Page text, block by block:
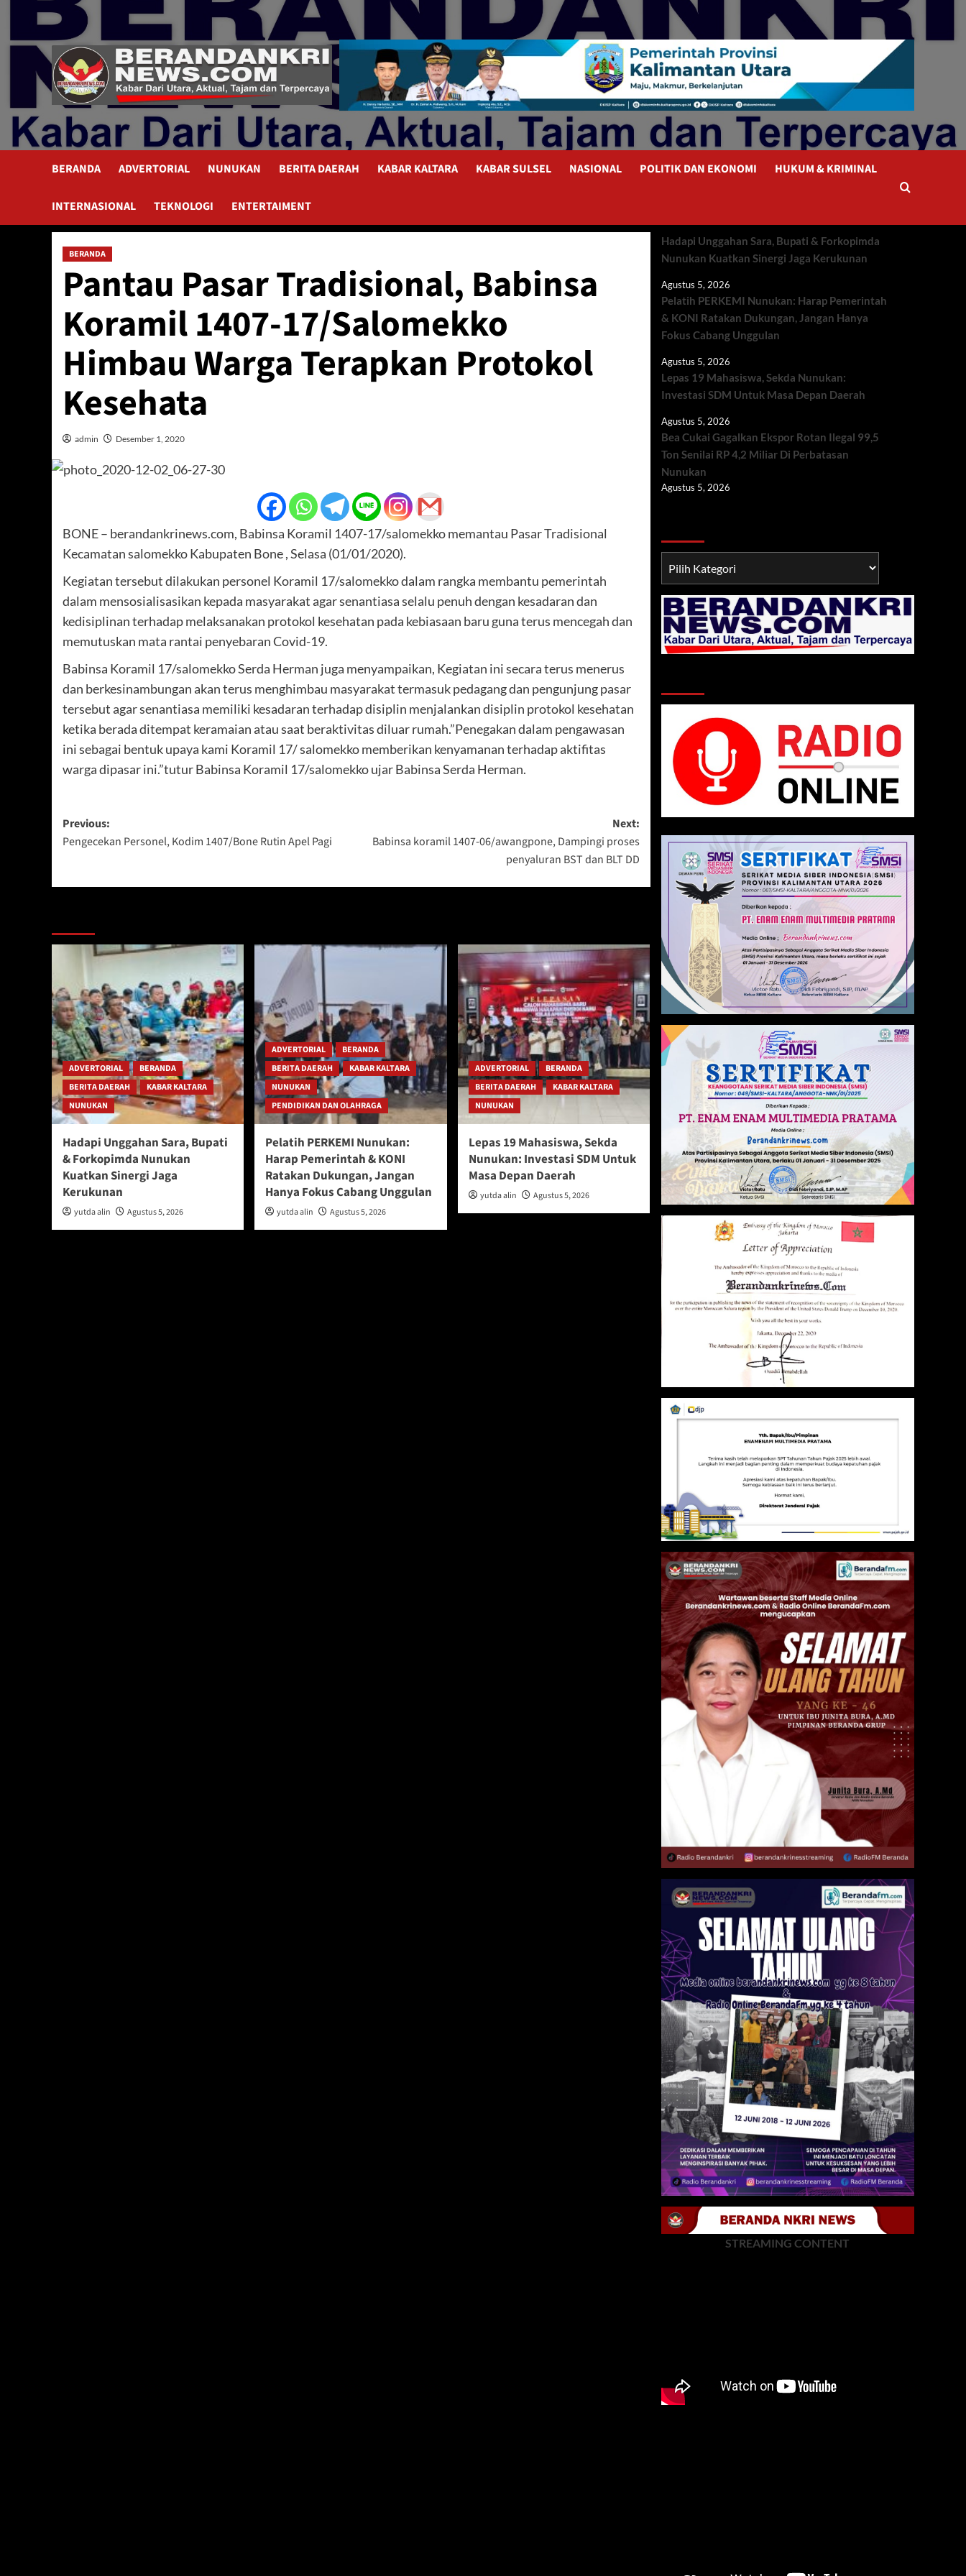
content
BERANDA ADVERTORIAL NUNUKAN BERITA DAERAH KABAR KALTARA KABAR SULSEL NASIONAL POLITIK DAN EKONOMI HUKUM & KRIMINAL
INTERNASIONAL TEKNOLOGI ENTERTAIMENT
BERANDA
Pantau Pasar Tradisional, Babinsa
Koramil 1407-17/Salomekko
Himbau Warga Terapkan Protokol
Kesehata
admin Desember 1, 2020
BONE – berandankrinews.com, Babinsa Koramil 1407-17/salomekko memantau Pasar Tradisional
Kecamatan salomekko Kabupaten Bone , Selasa (01/01/2020).
Kegiatan tersebut dilakukan personel Koramil 17/salomekko dalam rangka membantu pemerintah
dalam mensosialisasikan kepada masyarakat agar senantiasa selalu penuh dengan kesadaran dan
kedisiplinan terhadap melaksanakan protokol kesehatan pada kebiasaan baru guna terus mencegah dan
memutuskan mata rantai penyebaran Covid-19.
Babinsa Koramil 17/salomekko Serda Herman juga menyampaikan, Kegiatan ini secara terus menerus
dan berkesinambungan akan terus menghimbau masyarakat termasuk pedagang dan pengunjung pasar
tersebut agar senantiasa memiliki kesadaran terhadap disiplin menjalankan disiplin protokol kesehatan
ketika berada ditempat keramaian atau saat beraktivitas diluar rumah.”Penegakan dalam pengawasan
ini sebagai bentuk upaya kami Koramil 17/ salomekko memberikan kenyamanan terhadap aktifitas
warga dipasar ini.”tutur Babinsa Koramil 17/salomekko ujar Babinsa Serda Herman.
Post
navigation
Previous:
Pengecekan Personel, Kodim 1407/Bone Rutin Apel Pagi
Next:
Babinsa koramil 1407-06/awangpone, Dampingi proses
penyaluran BST dan BLT DD
ADVERTORIAL
BERANDA
BERITA DAERAH
KABAR KALTARA
NUNUKAN
Hadapi Unggahan Sara, Bupati
& Forkopimda Nunukan
Kuatkan Sinergi Jaga
Kerukunan
yutda alin Agustus 5, 2026
ADVERTORIAL
BERANDA
BERITA DAERAH
KABAR KALTARA
NUNUKAN
PENDIDIKAN DAN OLAHRAGA
Pelatih PERKEMI Nunukan:
Harap Pemerintah & KONI
Ratakan Dukungan, Jangan
Hanya Fokus Cabang Unggulan
yutda alin Agustus 5, 2026
ADVERTORIAL
BERANDA
BERITA DAERAH
KABAR KALTARA
NUNUKAN
Lepas 19 Mahasiswa, Sekda
Nunukan: Investasi SDM Untuk
Masa Depan Daerah
yutda alin Agustus 5, 2026
Hadapi Unggahan Sara, Bupati & Forkopimda
Nunukan Kuatkan Sinergi Jaga Kerukunan
Agustus 5, 2026
Pelatih PERKEMI Nunukan: Harap Pemerintah
& KONI Ratakan Dukungan, Jangan Hanya
Fokus Cabang Unggulan
Agustus 5, 2026
Lepas 19 Mahasiswa, Sekda Nunukan:
Investasi SDM Untuk Masa Depan Daerah
Agustus 5, 2026
Bea Cukai Gagalkan Ekspor Rotan Ilegal 99,5
Ton Senilai RP 4,2 Miliar Di Perbatasan
Nunukan
Agustus 5, 2026
TNI/POLRI
STREAMING CONTENT